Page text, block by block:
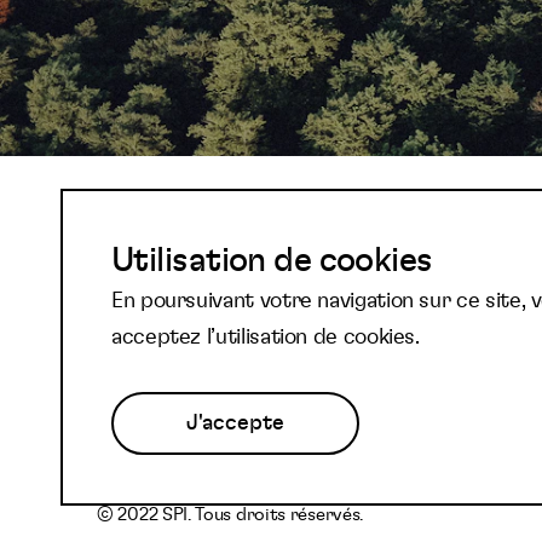
Abonnez-vous à
newsletter et
© 2022 SPI. Tous droits réservés.
Utilisation de cookies
En poursuivant votre navigation sur ce site,
acceptez l’utilisation de cookies.
J'accepte